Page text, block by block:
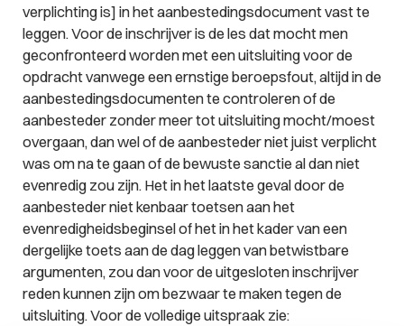
verplichting is] in het aanbestedingsdocument vast te
leggen. Voor de inschrijver is de les dat mocht men
geconfronteerd worden met een uitsluiting voor de
opdracht vanwege een ernstige beroepsfout, altijd in de
aanbestedingsdocumenten te controleren of de
aanbesteder zonder meer tot uitsluiting mocht/moest
overgaan, dan wel of de aanbesteder niet juist verplicht
was om na te gaan of de bewuste sanctie al dan niet
evenredig zou zijn. Het in het laatste geval door de
aanbesteder niet kenbaar toetsen aan het
evenredigheidsbeginsel of het in het kader van een
dergelijke toets aan de dag leggen van betwistbare
argumenten, zou dan voor de uitgesloten inschrijver
reden kunnen zijn om bezwaar te maken tegen de
uitsluiting. Voor de volledige uitspraak zie: